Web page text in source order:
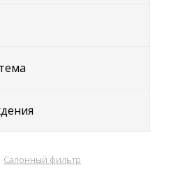
Салонный фильтр